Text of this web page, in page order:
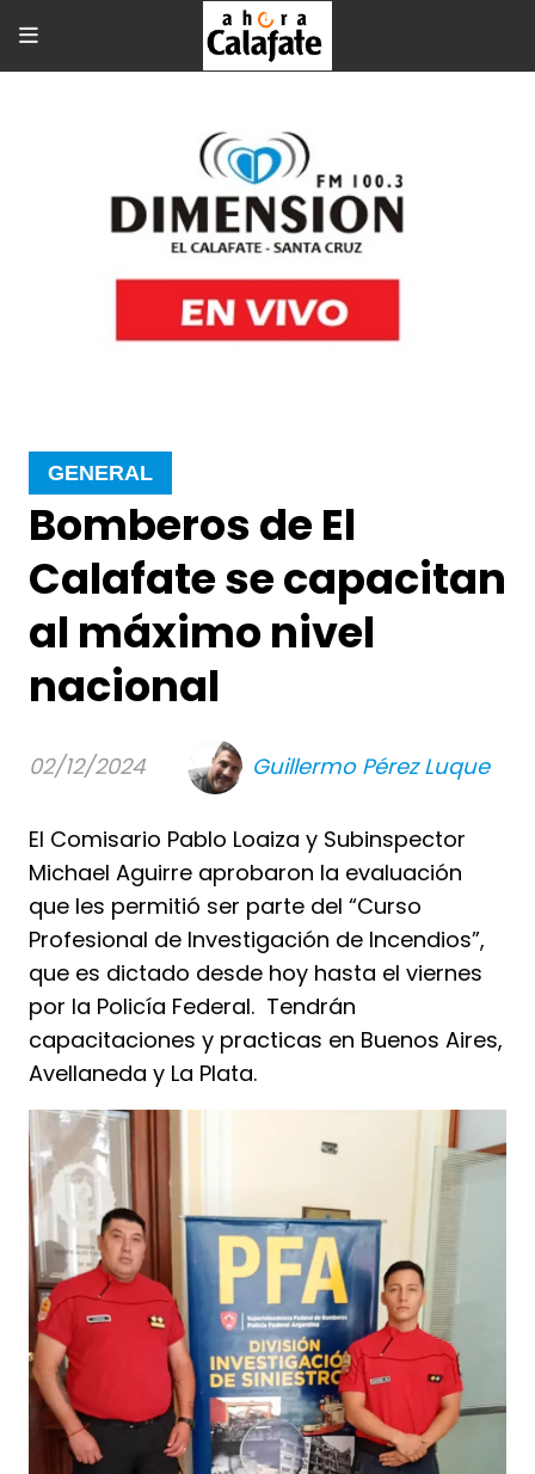
Bomberos de El
Calafate se capacitan
al máximo nivel
nacional
El Comisario Pablo Loaiza y Subinspector
Michael Aguirre aprobaron la evaluación
que les permitió ser parte del “Curso
Profesional de Investigación de Incendios”,
que es dictado desde hoy hasta el viernes
por la Policía Federal. Tendrán
capacitaciones y practicas en Buenos Aires,
Avellaneda y La Plata.
GENERAL
02/12/2024 Guillermo Pérez Luque